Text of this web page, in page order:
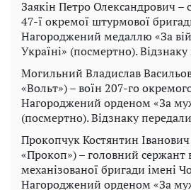
Заякін Петро Олександрович –
47-ї окремої штурмової
Нагороджений медаллю «За
Україні» (посмертно). Відзнаку
Могильний Владислав
«Вольт») – воїн 207-го
Нагороджений орденом «За
(посмертно). Відзнаку
Прокопчук Костянтин
«Прокоп») – головний сержант
механізованої бригади імені
Нагороджений орденом «За